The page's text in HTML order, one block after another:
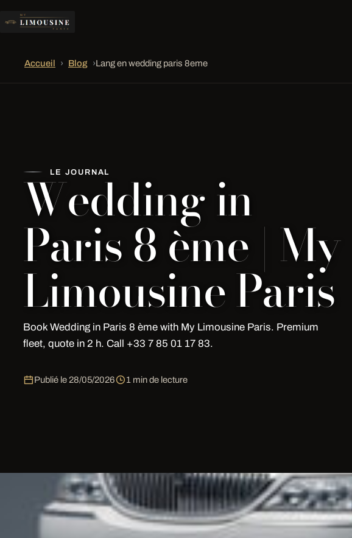
Accueil › Blog ›Lang en wedding paris 8eme
LE JOURNAL
Wedding in
Paris 8 ème | My
Limousine Paris
Book Wedding in Paris 8 ème with My Limousine Paris. Premium
fleet, quote in 2 h. Call +33 7 85 01 17 83.
Publié le 28/05/2026 1 min de lecture
Wedding in Paris 8ème | My Limousine Paris
Book your Wedding in Paris 8ème withMy Limousine Paris. Premium